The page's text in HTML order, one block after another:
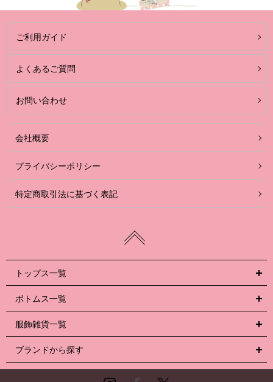
ご利用ガイド
よくあるご質問
お問い合わせ
会社概要
プライバシーポリシー
特定商取引法に基づく表記
トップス一覧
ボトムス一覧
服飾雑貨一覧
ブランドから探す